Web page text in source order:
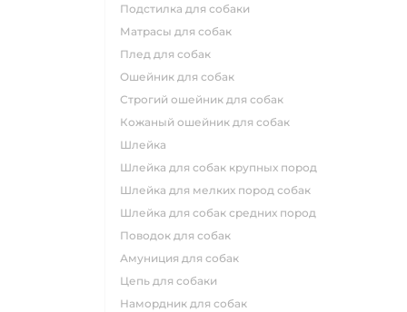
подстилка для собаки
матрасы для собак
плед для собак
ошейник для собак
строгий ошейник для собак
кожаный ошейник для собак
шлейка
шлейка для собак крупных пород
шлейка для мелких пород собак
шлейка для собак средних пород
поводок для собак
амуниция для собак
цепь для собаки
намордник для собак